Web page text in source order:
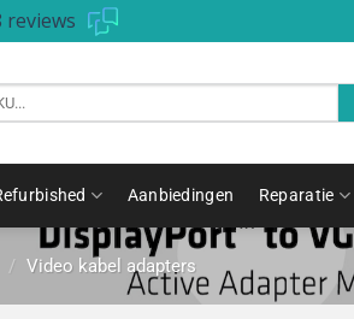
reviews
Aanbiedingen Reparatie
/ Video kabel adapters